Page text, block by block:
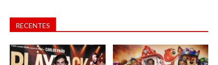
RECENTES